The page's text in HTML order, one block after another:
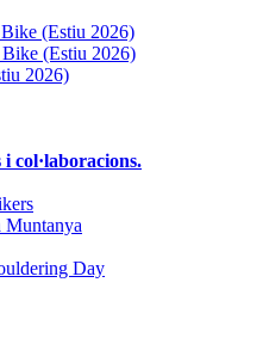
(Estiu 2026)
(Estiu 2026)
2026)
col·laboracions.
Muntanya
Day